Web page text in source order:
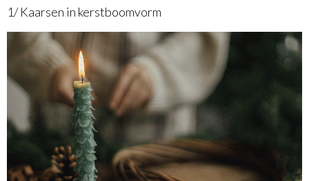
1/ Kaarsen in kerstboomvorm